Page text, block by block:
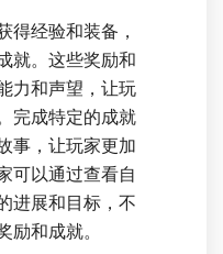
得经验和装备，
就。这些奖励和
力和声望，让玩
完成特定的成就
事，让玩家更加
可以通过查看自
进展和目标，不
和成就。